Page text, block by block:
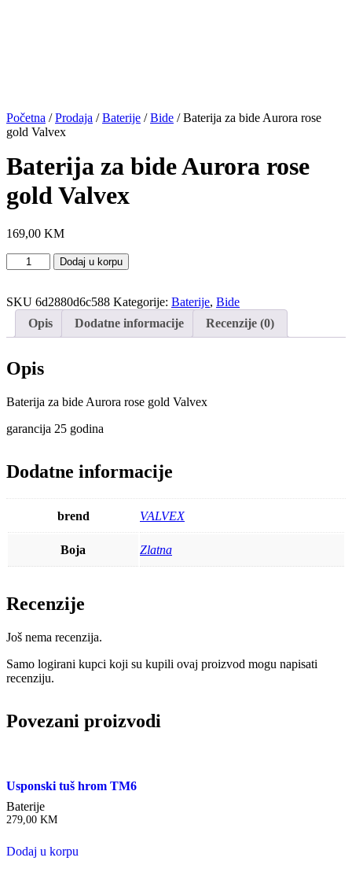
Početna /Prodaja /Baterije /Bide / Baterija za bide Aurora rose
gold Valvex
Baterija za bide Aurora rose
gold Valvex
169,00 KM
Baterija
za
Aurora
rose
količina
Dodaj u korpu
SKU 6d2880d6c588 Kategorije: Baterije, Bide
Opis
Dodatne informacije Recenzije (0)
Opis
Baterija za bide Aurora rose gold Valvex
garancija 25 godina
Dodatne informacije
brend VALVEX
Boja Zlatna
Recenzije
Još nema recenzija.
Samo logirani kupci koji su kupili ovaj proizvod mogu napisati
recenziju.
Povezani proizvodi
Usponski tuš hrom TM6
Baterije
279,00 KM
Dodaj u korpu